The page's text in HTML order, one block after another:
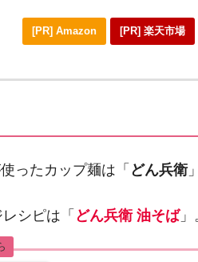
[PR] Amazon [PR] 楽天市場
ったカップ麺は「 どん兵衛
シピは「 どん兵衛 油そば」